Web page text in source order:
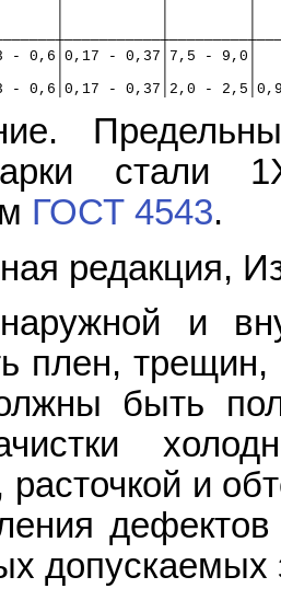
- 0,6│0,17 - 0,37│7,5 -
- 0,6│0,17 - 0,37│2,0 -
стали
ГОСТ 4543.
редакция,
и
плен, трещин,
быть
и
допускаемых